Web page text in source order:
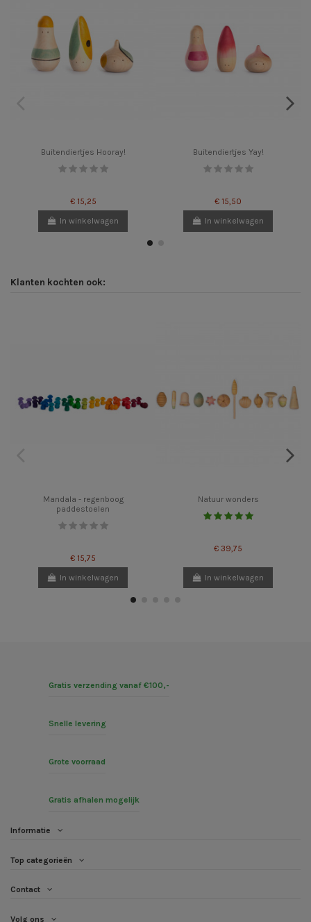
Buitendiertjes Hooray!
€ 15,25
In winkelwagen
Buitendiertjes Yay!
€ 15,50
In winkelwagen
Klanten kochten ook:
Mandala - regenboog
paddestoelen
€ 15,75
In winkelwagen
Natuur wonders
€ 39,75
In winkelwagen
Gratis verzending vanaf €100,-
Snelle levering
Grote voorraad
Gratis afhalen mogelijk
Informatie
Top categorieën
Contact
Volg ons